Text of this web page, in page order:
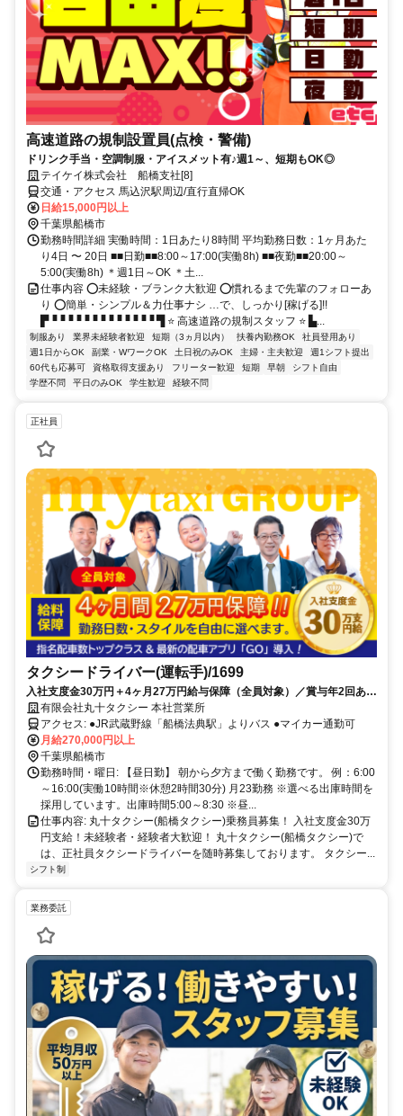
高速道路の規制設置員(点検・警備)
ドリンク手当・空調制服・アイスメット有♪週1～、短期もOK◎
テイケイ株式会社 船橋支社[8]
交通・アクセス 馬込沢駅周辺/直行直帰OK
日給15,000円以上
千葉県船橋市
勤務時間詳細 実働時間：1日あたり8時間 平均勤務日数：1ヶ月あた
り4日 〜 20日 ■■日勤■■8:00～17:00(実働8h) ■■夜勤■■20:00～
5:00(実働8h) ＊週1日～OK ＊土...
仕事内容 ⭕未経験・ブランク大歓迎 ⭕慣れるまで先輩のフォローあ
り ⭕簡単・シンプル＆力仕事ナシ …で、しっかり[稼げる]!!
▛▝▝▝▝▝▝▝▝▝▝▝▝▝ ▜ ⭐ 高速道路の規制スタッフ ⭐ ▙...
制服あり 業界未経験者歓迎 短期（3ヵ月以内） 扶養内勤務OK
社員登用あり
週1日からOK
副業・WワークOK 土日祝のみOK 主婦・主夫歓迎
週1シフト提出
60代も応募可
資格取得支援あり フリーター歓迎 短期 早朝
シフト自由
学歴不問
平日のみOK 学生歓迎 経験不問
正社員
タクシードライバー(運転手)/1699
入社支度金30万円＋4ヶ月27万円給与保障（全員対象）／賞与年2回あり
／月収50万円以上可！
有限会社丸十タクシー 本社営業所
アクセス: ●JR武蔵野線「船橋法典駅」よりバス ●マイカー通勤可
月給270,000円以上
千葉県船橋市
勤務時間・曜日: 【昼日勤】 朝から夕方まで働く勤務です。 例：6:00
～16:00(実働10時間※休憩2時間30分) 月23勤務 ※選べる出庫時間を
採用しています。出庫時間5:00～8:30 ※昼...
仕事内容: 丸十タクシー(船橋タクシー)乗務員募集！ 入社支度金30万
円支給！未経験者・経験者大歓迎！ 丸十タクシー(船橋タクシー)で
は、正社員タクシードライバーを随時募集しております。 タクシー...
シフト制
業務委託